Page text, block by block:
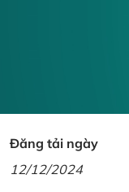
Đăng tải ngày
12/12/2024